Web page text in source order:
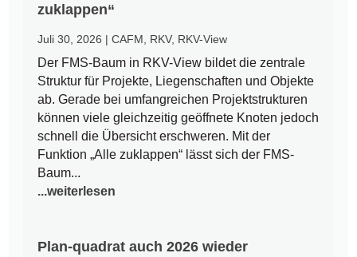
zuklappen“
Juli 30, 2026 |CAFM RKV, RKV-View
Der FMS-Baum in RKV-View bildet die zentrale
Struktur für Projekte, Liegenschaften und Objekte
ab. Gerade bei umfangreichen Projektstrukturen
können viele gleichzeitig geöffnete Knoten jedoch
schnell die Übersicht erschweren. Mit der
Funktion „Alle zuklappen“ lässt sich der FMS-
Baum...
...weiterlesen
Plan-quadrat auch 2026 wieder